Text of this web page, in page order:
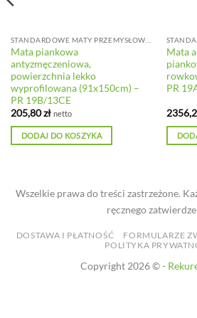
Mata piankowa
antyzmęczeniowa,
powierzchnia lekko
wyprofilowana (91x150cm) –
PR 19B/13CE
205,80zł netto
DODAJ DO KOSZYKA
Mata
PR
Wszelkie prawa do treści zastrzeżone.
ręcznego
DOSTAWA I PŁATNOŚĆ FORMULARZE
POLITYKA
Copyright 2026 © -